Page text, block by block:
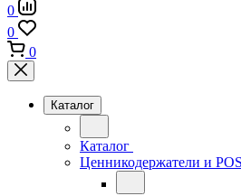
0
0
0
Каталог
Каталог
Ценникодержатели и